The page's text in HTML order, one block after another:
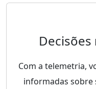
Com a telemetria,
informadas sobre